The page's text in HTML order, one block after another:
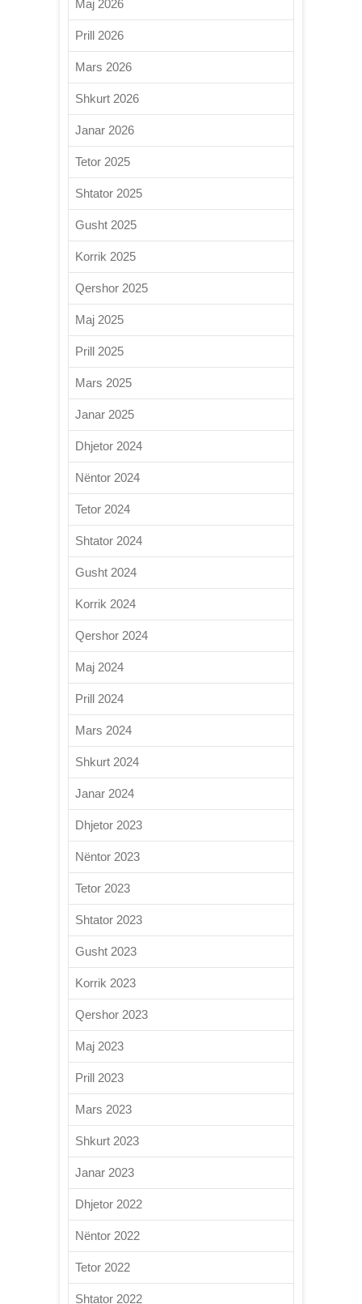
Maj 2026
Prill 2026
Mars 2026
Shkurt 2026
Janar 2026
Tetor 2025
Shtator 2025
Gusht 2025
Korrik 2025
Qershor 2025
Maj 2025
Prill 2025
Mars 2025
Janar 2025
Dhjetor 2024
Nëntor 2024
Tetor 2024
Shtator 2024
Gusht 2024
Korrik 2024
Qershor 2024
Maj 2024
Prill 2024
Mars 2024
Shkurt 2024
Janar 2024
Dhjetor 2023
Nëntor 2023
Tetor 2023
Shtator 2023
Gusht 2023
Korrik 2023
Qershor 2023
Maj 2023
Prill 2023
Mars 2023
Shkurt 2023
Janar 2023
Dhjetor 2022
Nëntor 2022
Tetor 2022
Shtator 2022